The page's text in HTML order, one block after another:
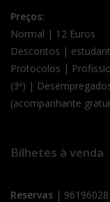
Preços:
Normal | 12 Euros
Descontos |
Protocolos |
(3ª) |
(acompanhante
Bilhetes à venda
Reservas |